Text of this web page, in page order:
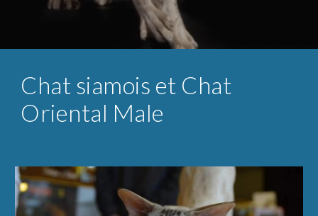
Chat siamois et Chat
Oriental Male